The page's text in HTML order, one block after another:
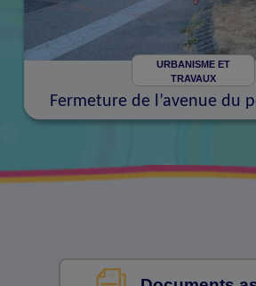
URBANISME ET
TRAVAUX
Fermeture de l’avenue du